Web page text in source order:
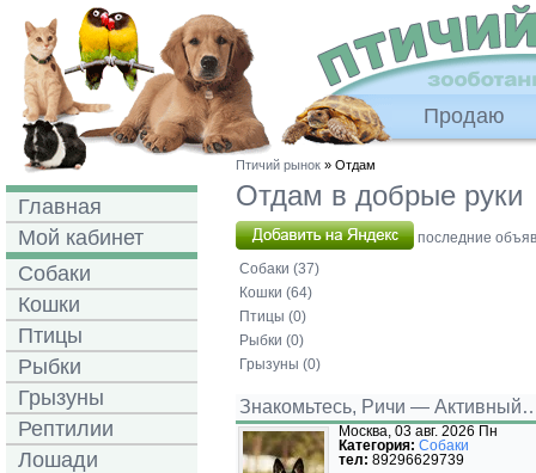
Продаю
Главная
Мой кабинет
Собаки
Кошки
Птицы
Рыбки
Грызуны
Рептилии
Лошади
Птичий рынок » Отдам
Отдам в добрые руки
последние
Собаки (37)
Кошки (64)
Птицы (0)
Рыбки (0)
Грызуны (0)
Знакомьтесь, Ричи —
Москва, 03 авг. 2026 Пн
Категория: Собаки
тел: 89296629739